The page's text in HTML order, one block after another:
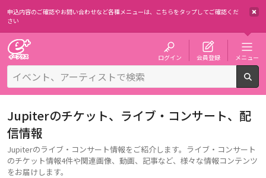
申込内容のご確認やお問い合わせなど各種メニューは、 こちらをタップしてご確認くだ
さい
ログイン 会員登録 メニュー
Jupiterのチケット、ライブ・コンサート、配
信情報
Jupiterのライブ・コンサート情報をご紹介します。ライブ・コンサート
のチケット情報4件や関連画像、動画、記事など、様々な情報コンテンツ
をお届けします。